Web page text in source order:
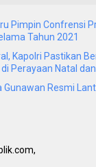
Pimpin Confrensi
Tahun 2021
Kapolri Pastikan
Perayaan Natal
Gunawan Resmi